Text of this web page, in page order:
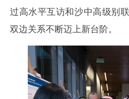
过高水平互访和沙中高级别
双边关系不断迈上新台阶。